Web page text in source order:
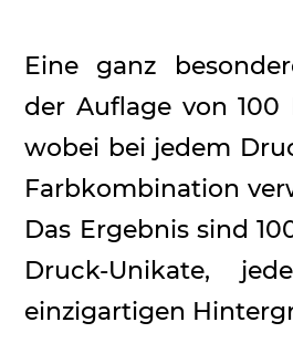
Eine ganz
der Auflage von 100
wobei bei jedem
Farbkombination
Das Ergebnis sind
Druck-Unikate,
einzigartigen